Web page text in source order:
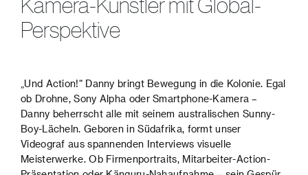
Perspektive
„Und Action!“ Danny bringt Bewegung in die Kolonie. Egal
ob Drohne, Sony Alpha oder Smartphone-Kamera –
Danny beherrscht alle mit seinem australischen Sunny-
Boy-Lächeln. Geboren in Südafrika, formt unser
Videograf aus spannenden Interviews visuelle
Meisterwerke. Ob Firmenportraits, Mitarbeiter-Action-